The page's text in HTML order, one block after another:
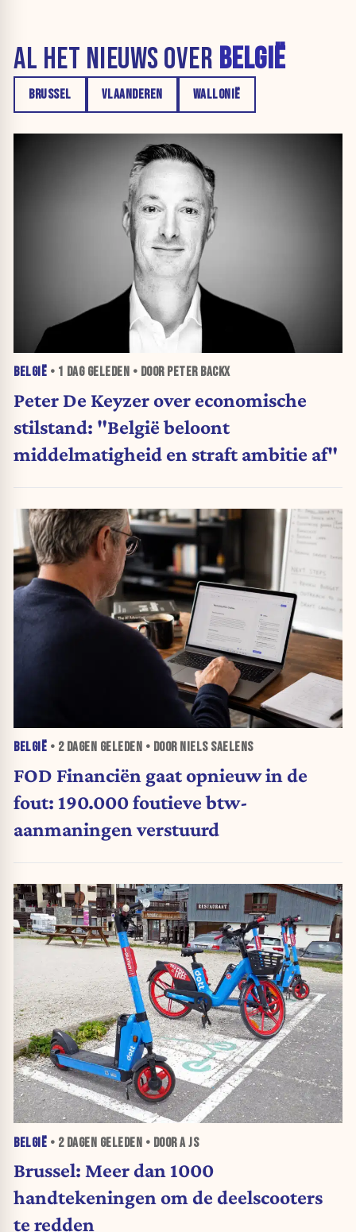
AL HET NIEUWS OVER BELGIË
BRUSSEL VLAANDEREN WALLONIË
BELGIË • 1 DAGGELEDEN • DOOR PETER BACKX
Peter De Keyzer over economische
stilstand: "België beloont
middelmatigheid en straft ambitie af"
BELGIË • 2 DAGEN GELEDEN • DOOR NIELS SAELENS
FOD Financiën gaat opnieuw in de
fout: 190.000 foutieve btw-
aanmaningen verstuurd
BELGIË • 2 DAGEN GELEDEN • DOOR A JS
Brussel: Meer dan 1000
handtekeningen om de deelscooters
te redden